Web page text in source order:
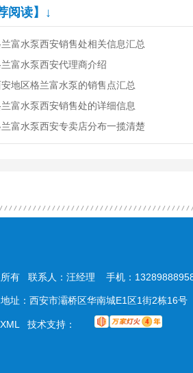
阅读】↓
富水泵西安销售处相关信息汇总
富水泵西安代理商介绍
地区格兰富水泵的销售点汇总
富水泵西安销售处的详细信息
富水泵西安专卖店分布一揽清楚
所有 联系人：汪经理 手机：
：西安市灞桥区华南城E1区1街2栋16号
XML 技术支持：